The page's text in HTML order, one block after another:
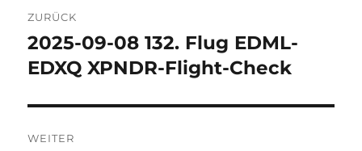
ZURÜCK
Vorheriger
Beitrag:
2025-09-08 132. Flug EDML-
EDXQ XPNDR-Flight-Check
WEITER